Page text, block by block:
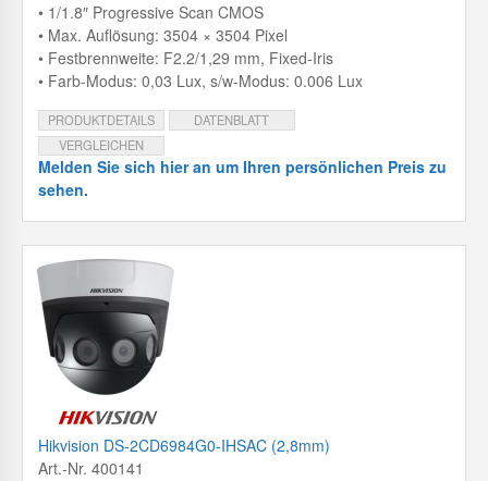
• 1/1.8″ Progressive Scan CMOS
• Max. Auflösung: 3504 × 3504 Pixel
• Festbrennweite: F2.2/1,29 mm, Fixed-Iris
• Farb-Modus: 0,03 Lux, s/w-Modus: 0.006 Lux
PRODUKTDETAILS
DATENBLATT
VERGLEICHEN
Melden Sie sich hier an um Ihren persönlichen Preis zu
sehen.
Hikvision DS-2CD6984G0-IHSAC (2,8mm)
Art.-Nr. 400141